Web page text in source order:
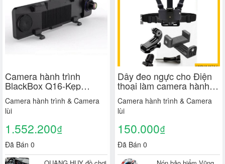
Camera hành trình
BlackBox Q16-Kẹp
gương hiện đại dành cho
xe tải và xe con [New]
Camera hành trình & Camera
lùi
1.552.200₫
Đã Bán 0
Dây đeo ngực cho Điện
thoại làm camera hành
trình 2 trong 1 - BIKER
176
Camera hành trình & Camera
lùi
150.000₫
Đã Bán 0